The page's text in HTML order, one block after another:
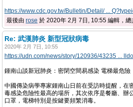
https://www.cdc.gov.tw/Bulletin/Detail/ ...
最後由 rose 於 2020年 2月 7日, 10:55 編輯，總
Re: 武漢肺炎 新型冠狀病毒
2020年 2月 7日, 10:55
https://udn.com/news/story/120936/43235 ...
鍾南山談新冠肺炎：密閉空間易感染 電梯最危險
中國傳染病學專家鍾南山日前在受訪時提醒，在
毒感染危險性最高的場所，其次依序是餐廳、辦
口罩，電梯特別是按鍵要頻繁消毒。